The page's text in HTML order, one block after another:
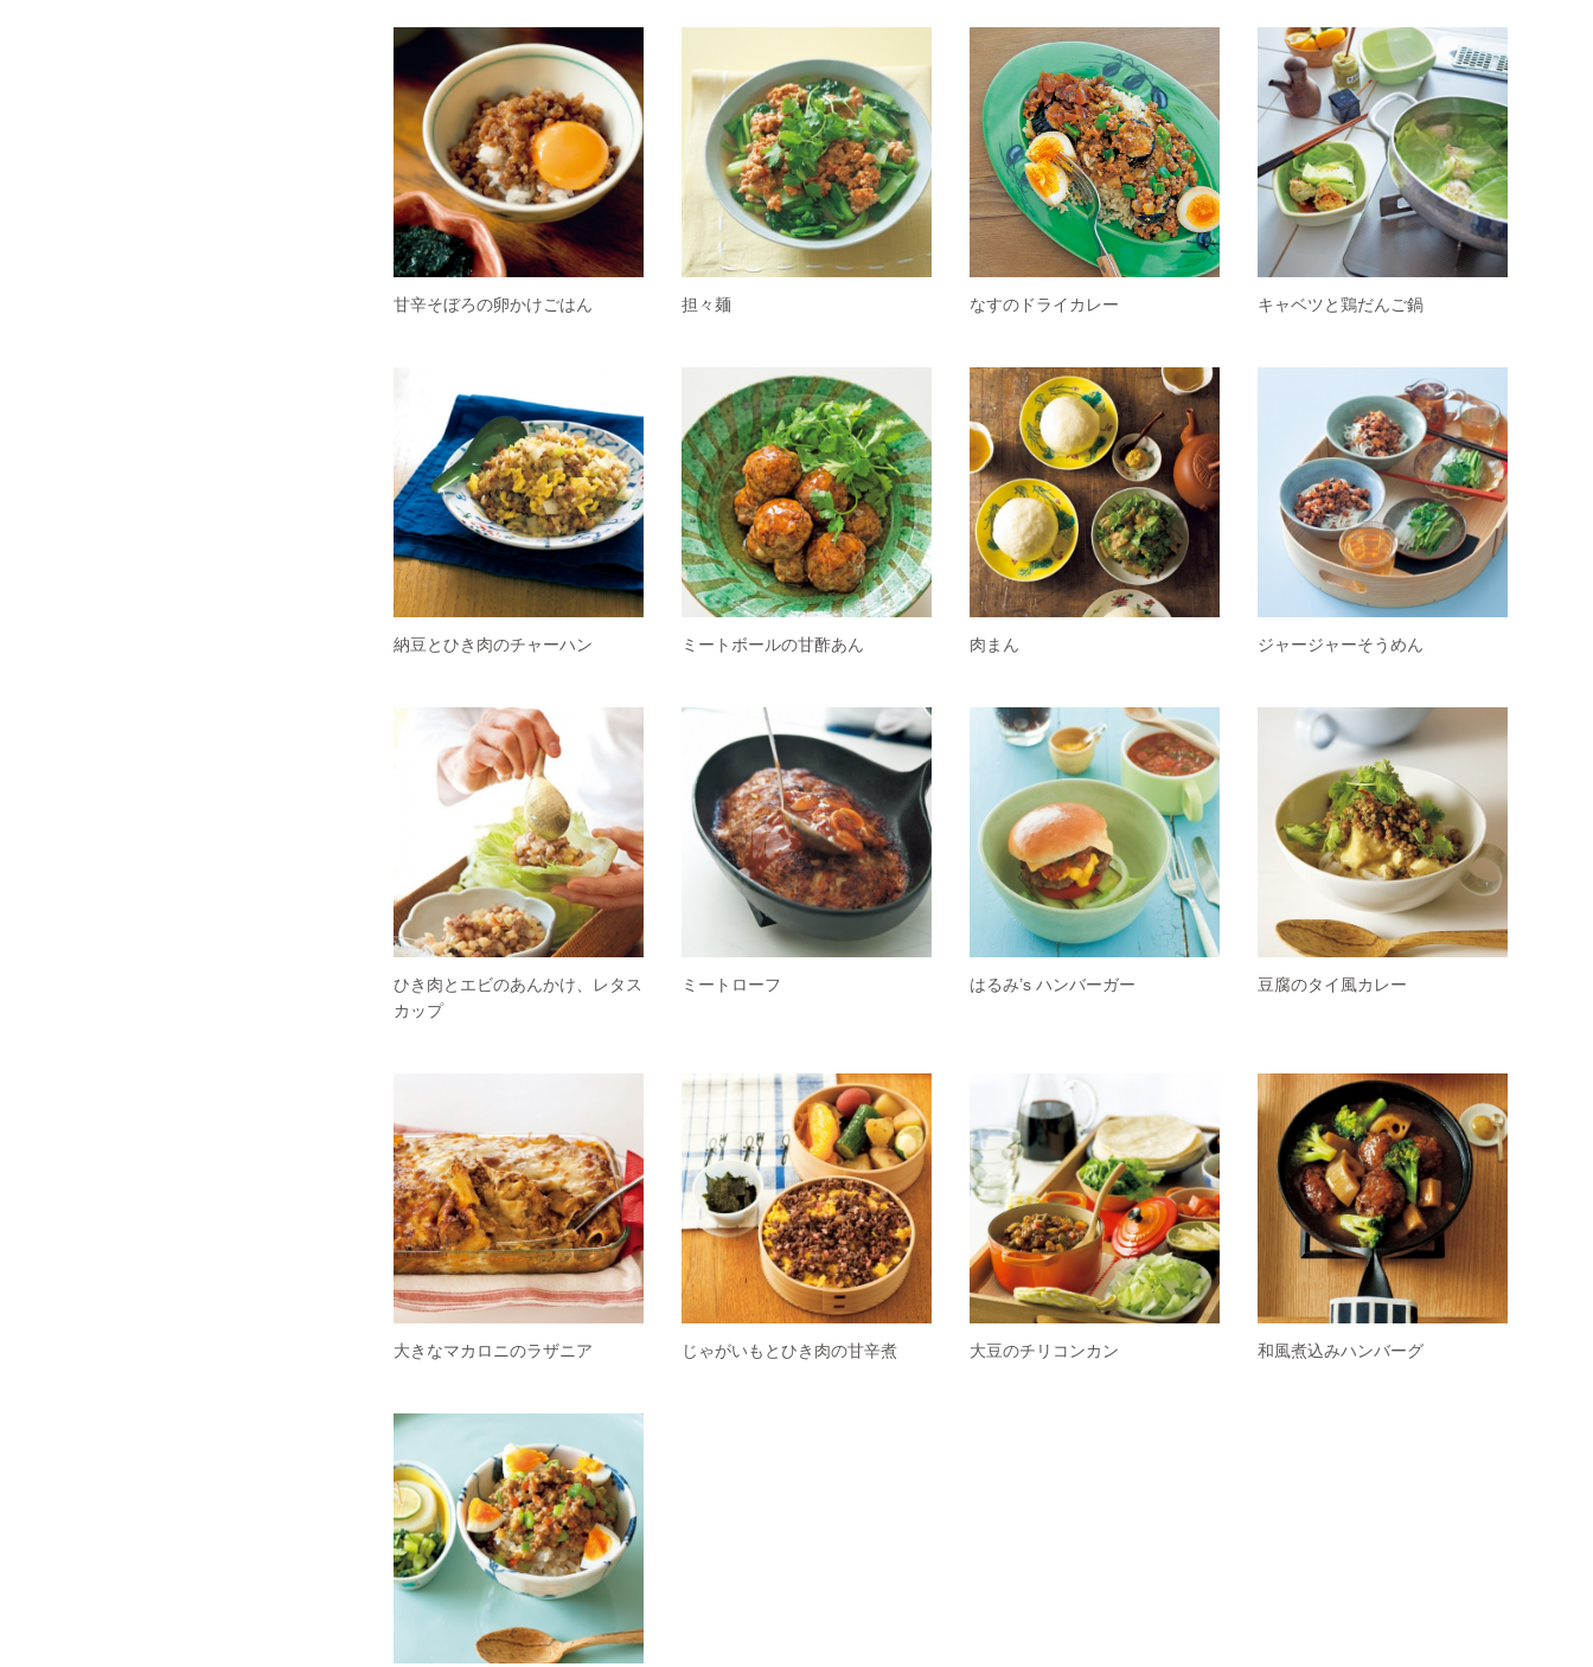
甘辛そぼろの卵かけごはん 担々麺 なすのドライカレー キャベツと鶏だんご鍋
納豆とひき肉のチャーハン ミートボールの甘酢あん 肉まん ジャージャーそうめん
ひき肉とエビのあんかけ、レタス
カップ
ミートローフ はるみ’s ハンバーガー 豆腐のタイ風カレー
大きなマカロニのラザニア じゃがいもとひき肉の甘辛煮 大豆のチリコンカン 和風煮込みハンバーグ